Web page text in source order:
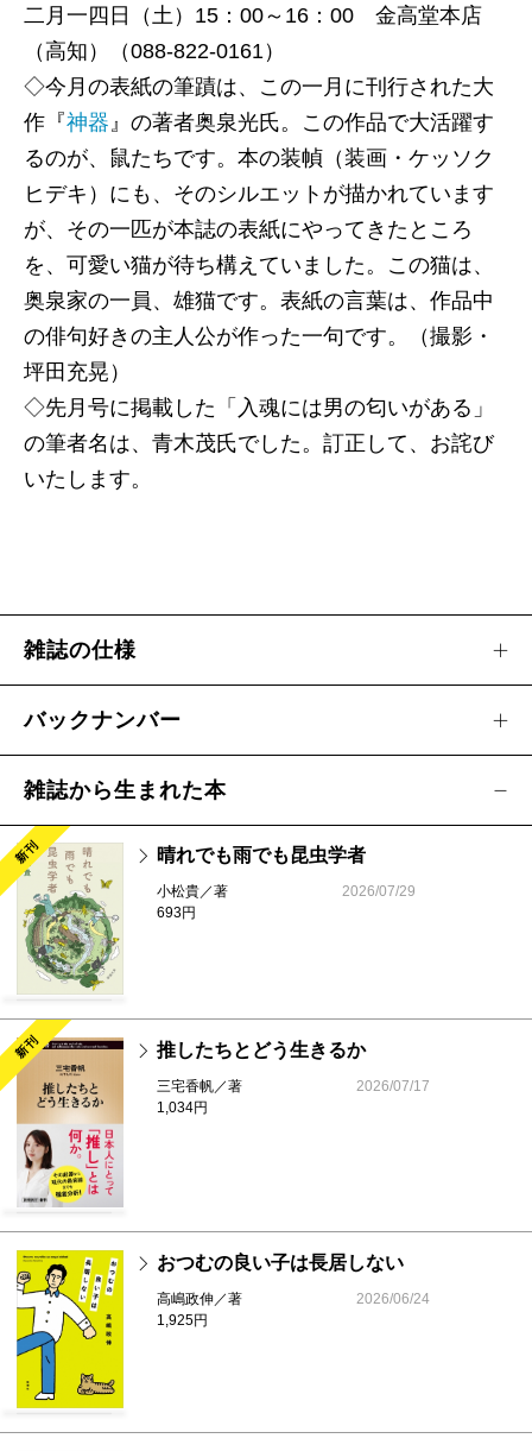
二月一四日（土）15：00～16：00 金高堂本店
（高知）（088‐822‐0161）
◇今月の表紙の筆蹟は、この一月に刊行された大
作『神器』の著者奥泉光氏。この作品で大活躍す
るのが、鼠たちです。本の装幀（装画・ケッソク
ヒデキ）にも、そのシルエットが描かれています
が、その一匹が本誌の表紙にやってきたところ
を、可愛い猫が待ち構えていました。この猫は、
奥泉家の一員、雄猫です。表紙の言葉は、作品中
の俳句好きの主人公が作った一句です。（撮影・
坪田充晃）
◇先月号に掲載した「入魂には男の匂いがある」
の筆者名は、青木茂氏でした。訂正して、お詫び
いたします。
雑誌の仕様
バックナンバー
雑誌から生まれた本
新刊 晴れでも雨でも昆虫学者
小松貴／著
693円
2026/07/29
新刊 推したちとどう生きるか
三宅香帆／著
1,034円
2026/07/17
おつむの良い子は長居しない
高嶋政伸／著
1,925円
2026/06/24